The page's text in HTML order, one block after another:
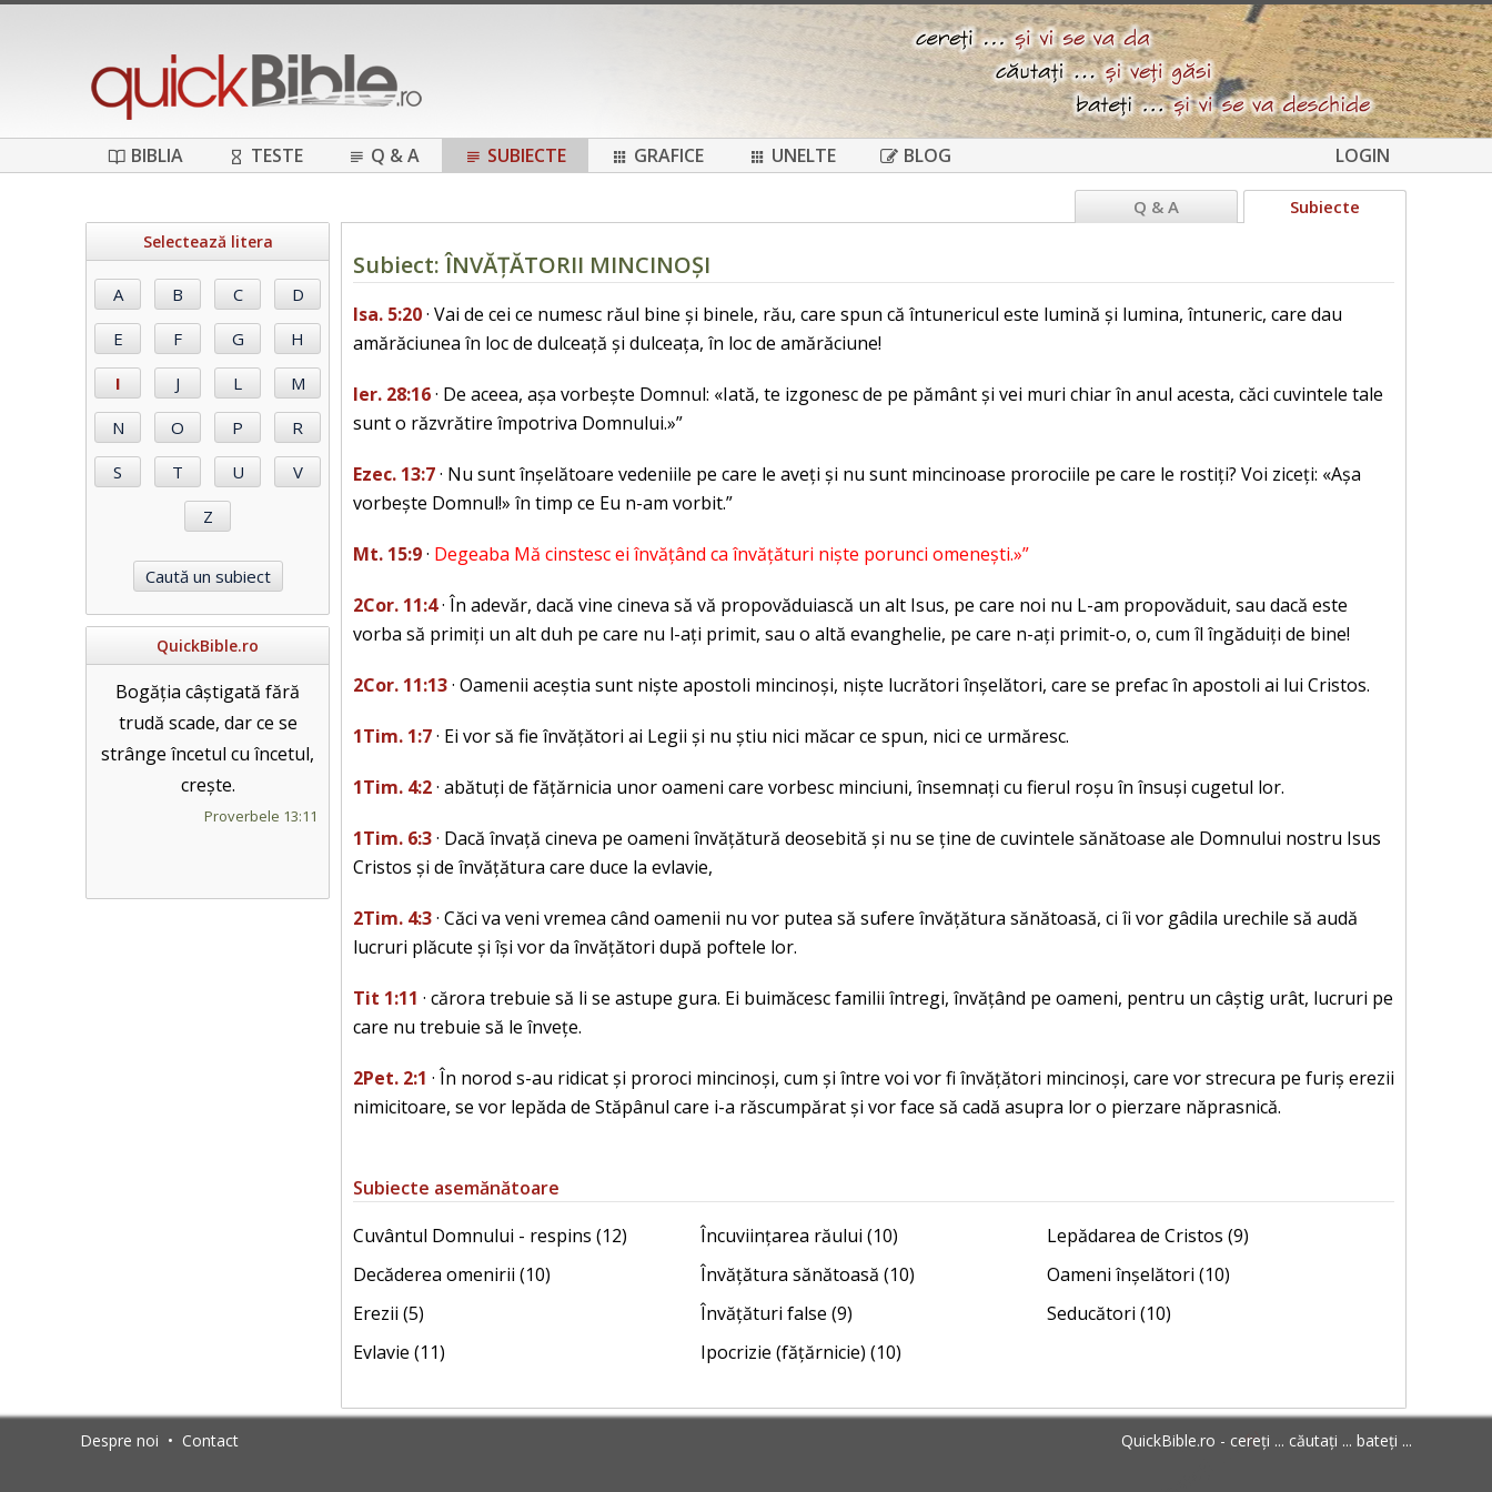
BIBLIA TESTE Q & A SUBIECTE GRAFICE UNELTE BLOG LOGIN
Selectează litera
QuickBible.ro
Bogăția câștigată fără
trudă scade, dar ce se
strânge încetul cu încetul,
crește.
Proverbele 13:11
Subiecte
Q & A
Subiect: ÎNVĂȚĂTORII MINCINOȘI
Isa. 5:20· Vai de cei ce numesc răul bine și binele, rău, care spun că întunericul este lumină și lumina, întuneric, care dau
amărăciunea în loc de dulceață și dulceața, în loc de amărăciune!
Ier. 28:16· De aceea, așa vorbește Domnul: «Iată, te izgonesc de pe pământ și vei muri chiar în anul acesta, căci cuvintele tale
sunt o răzvrătire împotriva Domnului.»”
Ezec. 13:7· Nu sunt înșelătoare vedeniile pe care le aveți și nu sunt mincinoase prorociile pe care le rostiți? Voi ziceți: «Așa
vorbește Domnul!» în timp ce Eu n-am vorbit.”
Mt. 15:9· Degeaba Mă cinstesc ei învățând ca învățături niște porunci omenești.»”
2Cor. 11:4· În adevăr, dacă vine cineva să vă propovăduiască un alt Isus, pe care noi nu L-am propovăduit, sau dacă este
vorba să primiți un alt duh pe care nu l-ați primit, sau o altă evanghelie, pe care n-ați primit-o, o, cum îl îngăduiți de bine!
2Cor. 11:13· Oamenii aceștia sunt niște apostoli mincinoși, niște lucrători înșelători, care se prefac în apostoli ai lui Cristos.
1Tim. 1:7· Ei vor să fie învățători ai Legii și nu știu nici măcar ce spun, nici ce urmăresc.
1Tim. 4:2· abătuți de fățărnicia unor oameni care vorbesc minciuni, însemnați cu fierul roșu în însuși cugetul lor.
1Tim. 6:3· Dacă învață cineva pe oameni învățătură deosebită și nu se ține de cuvintele sănătoase ale Domnului nostru Isus
Cristos și de învățătura care duce la evlavie,
2Tim. 4:3· Căci va veni vremea când oamenii nu vor putea să sufere învățătura sănătoasă, ci îi vor gâdila urechile să audă
lucruri plăcute și își vor da învățători după poftele lor.
Tit 1:11 · cărora trebuie să li se astupe gura. Ei buimăcesc familii întregi, învățând pe oameni, pentru un câștig urât, lucruri pe
care nu trebuie să le învețe.
2Pet. 2:1 · În norod s-au ridicat și proroci mincinoși, cum și între voi vor fi învățători mincinoși, care vor strecura pe furiș erezii
nimicitoare, se vor lepăda de Stăpânul care i-a răscumpărat și vor face să cadă asupra lor o pierzare năprasnică.
Subiecte asemănătoare
Cuvântul Domnului - respins (12)
Decăderea omenirii (10)
Erezii (5)
Evlavie (11)
Încuviințarea răului (10)
Învățătura sănătoasă (10)
Învățături false (9)
Ipocrizie (fățărnicie) (10)
Lepădarea de Cristos (9)
Oameni înșelători (10)
Seducători (10)
Despre noi • Contact QuickBible.ro - cereți ... căutați ... bateți ...